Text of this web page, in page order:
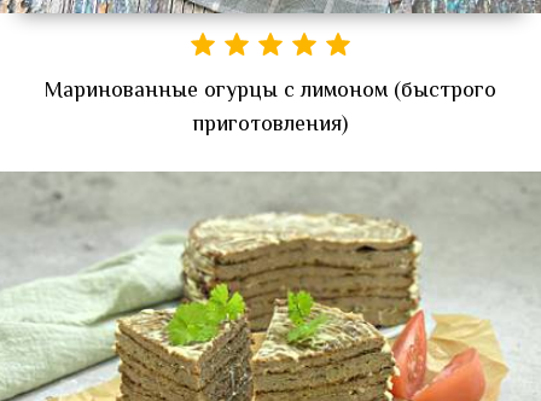
Маринованные огурцы с лимоном (быстрого
приготовления)